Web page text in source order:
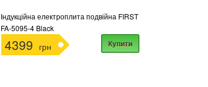
Індукційна електроплита подвійна FIRST
FA-5095-4 Black
4399 грн Купити